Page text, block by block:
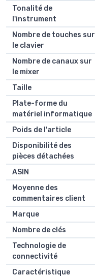
Tonalité de
l'instrument
Nombre de touches sur
le clavier
Nombre de canaux sur
le mixer
Taille
Plate-forme du
matériel informatique
Poids de l'article
Disponibilité des
pièces détachées
ASIN
Moyenne des
commentaires client
Marque
Nombre de clés
Technologie de
connectivité
Caractéristique